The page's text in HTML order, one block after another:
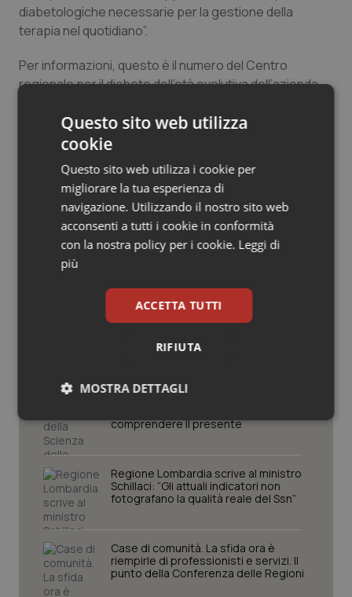
Salute orale & impianti
Sangue & coagulazione
Tumore al seno
Tumore ovarico
Tumori del Polmone & Testa Collo
Tumori gastrointestinali
Ulcera & Reflusso
diabetologiche necessarie per la gestione della
terapia nel quotidiano”.
Per informazioni, questo è il numero del Centro
regionale per il diabete dell’età evolutiva dell’azienda
06 Giugno 2011
© Riproduzione riservata
Potrebbe interessarti in
Regioni e Asl
comprendere il presente
Regione Lombardia scrive al ministro
Schillaci: “Gli attuali indicatori non
fotografano la qualità reale del Ssn”
Case di comunità. La sfida ora è
riempirle di professionisti e servizi. Il
punto della Conferenza delle Regioni
Questo sito web utilizza
cookie
Questo sito web utilizza i cookie per
migliorare la tua esperienza di
navigazione. Utilizzando il nostro sito web
acconsenti a tutti i cookie in conformità
con la nostra policy per i cookie. Leggi di
più
ACCETTA TUTTI
RIFIUTA
MOSTRA DETTAGLI
Necessari Statistici Marketing
Necessari Statistici Marketing
I cookie necessari contribuiscono a rendere fruibile il
sito web abilitandone funzionalità di base quali la